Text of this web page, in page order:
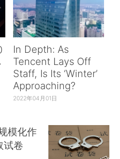
In Depth: As
Tencent Lays Off
Staff, Is Its ‘Winter’
Approaching?
2022年04月01日
模化作
试卷